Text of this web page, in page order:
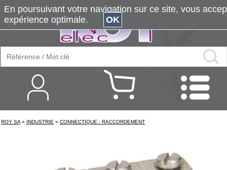
ROY SA » INDUSTRIE » CONNECTIQUE - RACCORDEMENT
En poursuivant votre navigation sur ce site, vous
expérience optimale.
OK